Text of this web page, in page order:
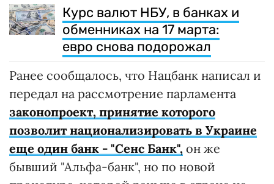
Курс валют НБУ, в банках и
обменниках на 17 марта:
евро снова подорожал
Ранее сообщалось, что Нацбанк написал и
передал на рассмотрение парламента
законопроект, принятие которого
позволит национализировать в Украине
еще один банк - "Сенс Банк", он же
бывший "Альфа-банк", но по новой